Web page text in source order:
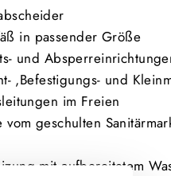
in passender Größe
und
,Befestigungs- und
im Freien
geschulten
mit aufbereitetem